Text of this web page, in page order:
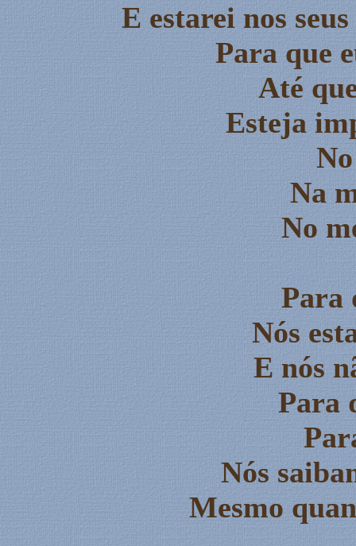
E estarei nos
Para que
Até
Esteja
Na
No
Para
Nós
E nós
Para
Nós
Mesmo